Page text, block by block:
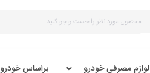
لوازم مصرفی خودرو براساس خودرو